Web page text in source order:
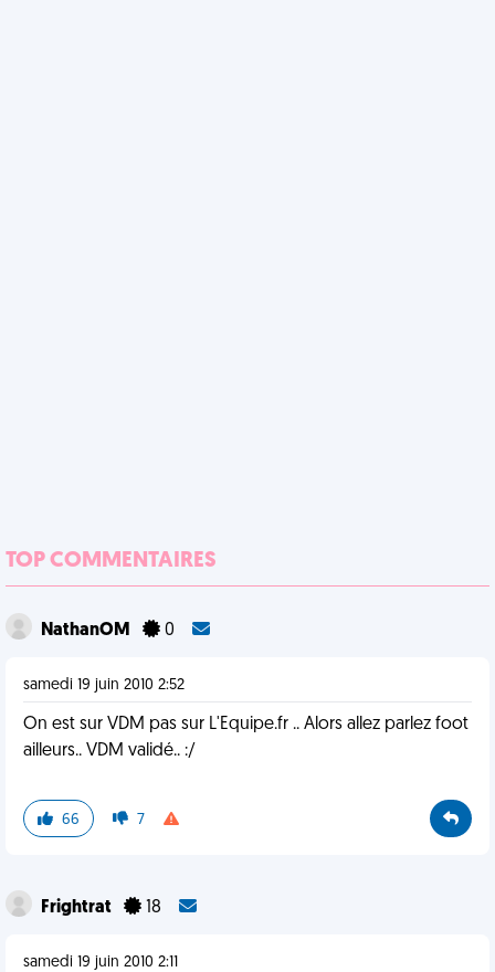
TOP COMMENTAIRES
NathanOM 0
samedi 19 juin 2010 2:52
On est sur VDM pas sur L'Equipe.fr .. Alors allez parlez foot
ailleurs.. VDM validé.. :/
66 7
Frightrat 18
samedi 19 juin 2010 2:11